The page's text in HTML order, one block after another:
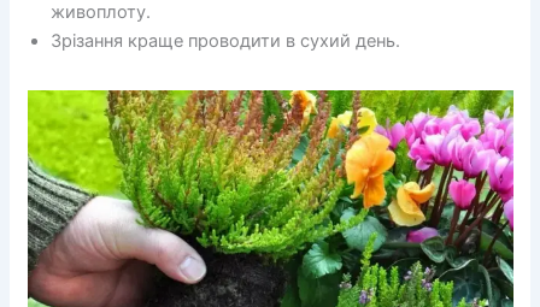
живоплоту.
Зрізання краще проводити в сухий день.